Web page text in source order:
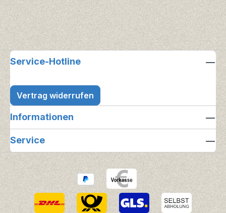
Service-Hotline
Vertrag widerrufen
Informationen
Service